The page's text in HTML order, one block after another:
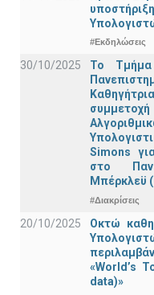
#Εκδηλώσεις
30/10/2025
Το Τμήμα
Simons
στο
Μπέρκλεϋ
#Διακρίσεις
20/10/2025
Οκτώ
«World’s
data)»